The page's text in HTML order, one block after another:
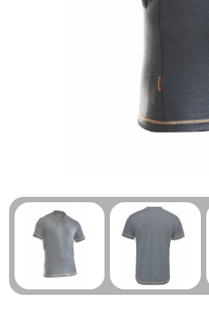
Technologie & Gadgets
Outdoor & Vrije tijd
Pennen & Schrijfwaren
Gezondheid & Welzijn
Eten & Drinken